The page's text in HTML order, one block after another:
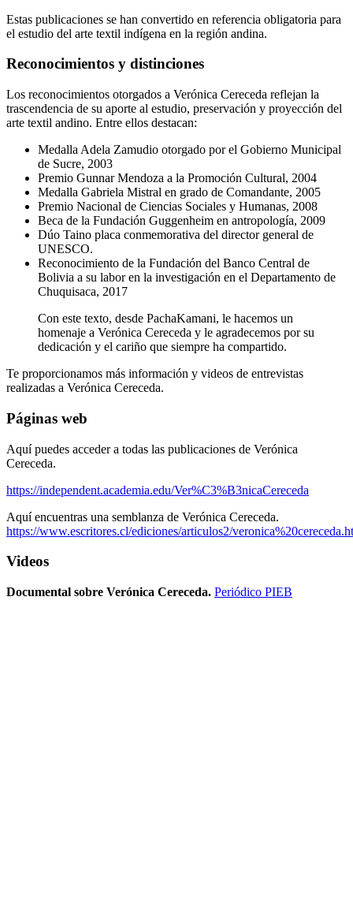
Estas publicaciones se han convertido en referencia obligatoria para
el estudio del arte textil indígena en la región andina.
Reconocimientos y distinciones
Los reconocimientos otorgados a Verónica Cereceda reflejan la
trascendencia de su aporte al estudio, preservación y proyección del
arte textil andino. Entre ellos destacan:
Medalla Adela Zamudio otorgado por el Gobierno Municipal
de Sucre, 2003
Premio Gunnar Mendoza a la Promoción Cultural, 2004
Medalla Gabriela Mistral en grado de Comandante, 2005
Premio Nacional de Ciencias Sociales y Humanas, 2008
Beca de la Fundación Guggenheim en antropología, 2009
Dúo Taino placa conmemorativa del director general de
UNESCO.
Reconocimiento de la Fundación del Banco Central de
Bolivia a su labor en la investigación en el Departamento de
Chuquisaca, 2017
Con este texto, desde PachaKamani, le hacemos un
homenaje a Verónica Cereceda y le agradecemos por su
dedicación y el cariño que siempre ha compartido.
Te proporcionamos más información y videos de entrevistas
realizadas a Verónica Cereceda.
Páginas web
Aquí puedes acceder a todas las publicaciones de Verónica
Cereceda.
https://independent.academia.edu/Ver%C3%B3nicaCereceda
Aquí encuentras una semblanza de Verónica Cereceda.
https://www.escritores.cl/ediciones/articulos2/
Videos
Documental sobre Verónica Cereceda. Periódico PIEB